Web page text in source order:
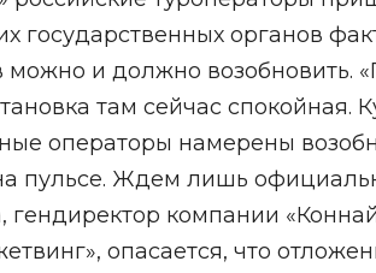
государственных органов
можно и должно возобновить.
там сейчас спокойная.
операторы намерены
пульсе. Ждем лишь
гендиректор компании
опасается, что